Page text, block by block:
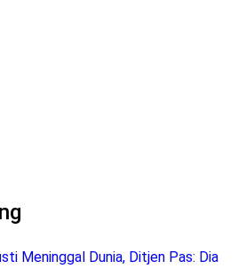
Meninggal Dunia, Ditjen Pas: Dia